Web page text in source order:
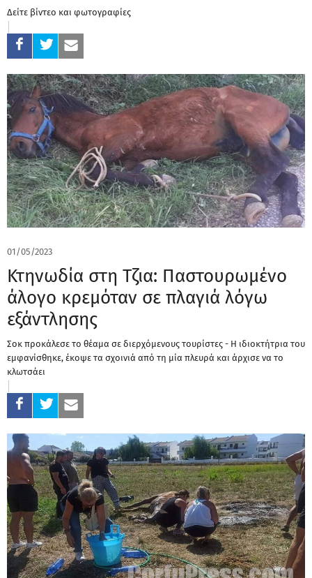
Δείτε βίντεο και φωτογραφίες
01/05/2023
Κτηνωδία στη Τζια: Παστουρωμένο
άλογο κρεμόταν σε πλαγιά λόγω
εξάντλησης
Σοκ προκάλεσε το θέαμα σε διερχόμενους τουρίστες - Η ιδιοκτήτρια του
εμφανίσθηκε, έκοψε τα σχοινιά από τη μία πλευρά και άρχισε να το
κλωτσάει